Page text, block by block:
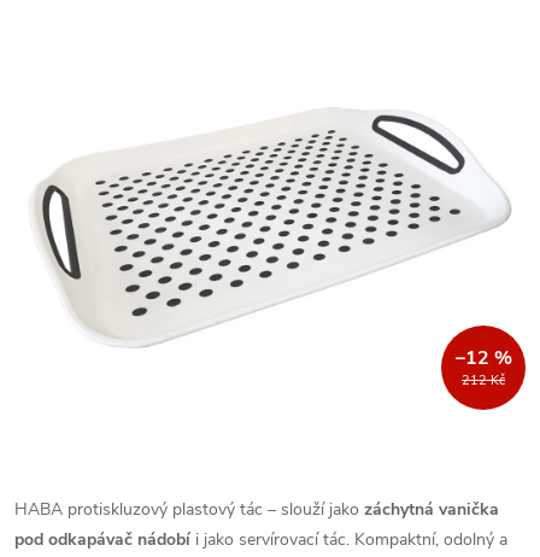
212 Kč
–12 %
HABA protiskluzový plastový tác – slouží jako záchytná vanička
pod odkapávač nádobí i jako servírovací tác. Kompaktní, odolný a